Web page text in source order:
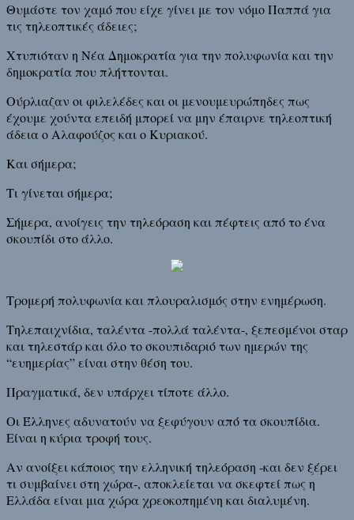
Θυμάστε τον χαμό που είχε γίνει με τον νόμο Παππά για
τις τηλεοπτικές άδειες;
Χτυπιόταν η Νέα Δημοκρατία για την πολυφωνία και την
δημοκρατία που πλήττονται.
Ούρλιαζαν οι φιλελέδες και οι μενουμευρώπηδες πως
έχουμε χούντα επειδή μπορεί να μην έπαιρνε τηλεοπτική
άδεια ο Αλαφούζος και ο Κυριακού.
Και σήμερα;
Τι γίνεται σήμερα;
Σήμερα, ανοίγεις την τηλεόραση και πέφτεις από το ένα
σκουπίδι στο άλλο.
Τρομερή πολυφωνία και πλουραλισμός στην ενημέρωση.
Τηλεπαιχνίδια, ταλέντα -πολλά ταλέντα-, ξεπεσμένοι σταρ
και τηλεστάρ και όλο το σκουπιδαριό των ημερών της
“ευημερίας” είναι στην θέση του.
Πραγματικά, δεν υπάρχει τίποτε άλλο.
Οι Έλληνες αδυνατούν να ξεφύγουν από τα σκουπίδια.
Είναι η κύρια τροφή τους.
Αν ανοίξει κάποιος την ελληνική τηλεόραση -και δεν ξέρει
τι συμβαίνει στη χώρα-, αποκλείεται να σκεφτεί πως η
Ελλάδα είναι μια χώρα χρεοκοπημένη και διαλυμένη.